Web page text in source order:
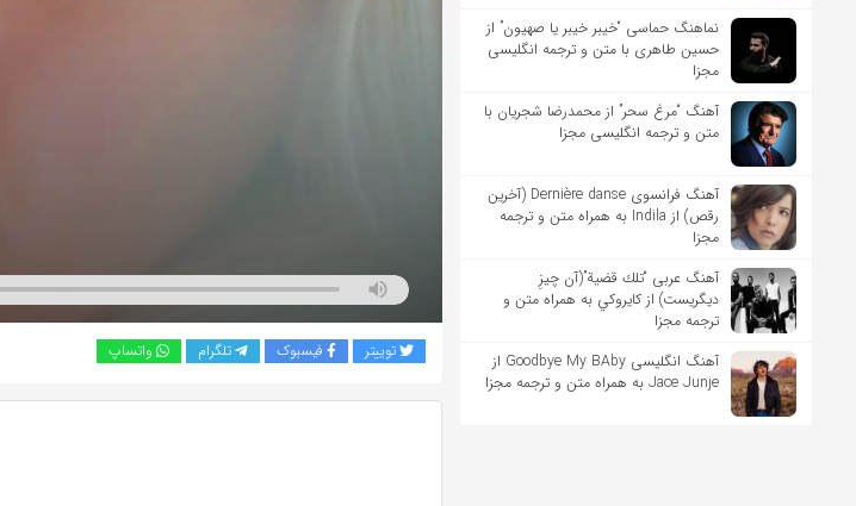
نماهنگ حماسی “خیبر خیبر یا صهیون” از
حسین طاهری با متن و ترجمه انگلیسی
مجزا
آهنگ “مرغ سحر” از محمدرضا شجریان با
متن و ترجمه انگلیسی مجزا
آهنگ فرانسوی Dernière danse (آخرین
رقص) از Indila به همراه متن و ترجمه
مجزا
آهنگ عربی “تلك قضية”(آن چیزِ
دیگریست) از كايروكي به همراه متن و
ترجمه مجزا
آهنگ انگلیسی Goodbye My BAby از
Jace Junje به همراه متن و ترجمه مجزا
توییتر فیسبوک تلگرام واتساپ